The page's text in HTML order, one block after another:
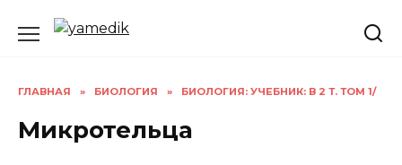
ГЛАВНАЯ » БИОЛОГИЯ » БИОЛОГИЯ: УЧЕБНИК: В 2 Т. ТОМ 1/
Микротельца